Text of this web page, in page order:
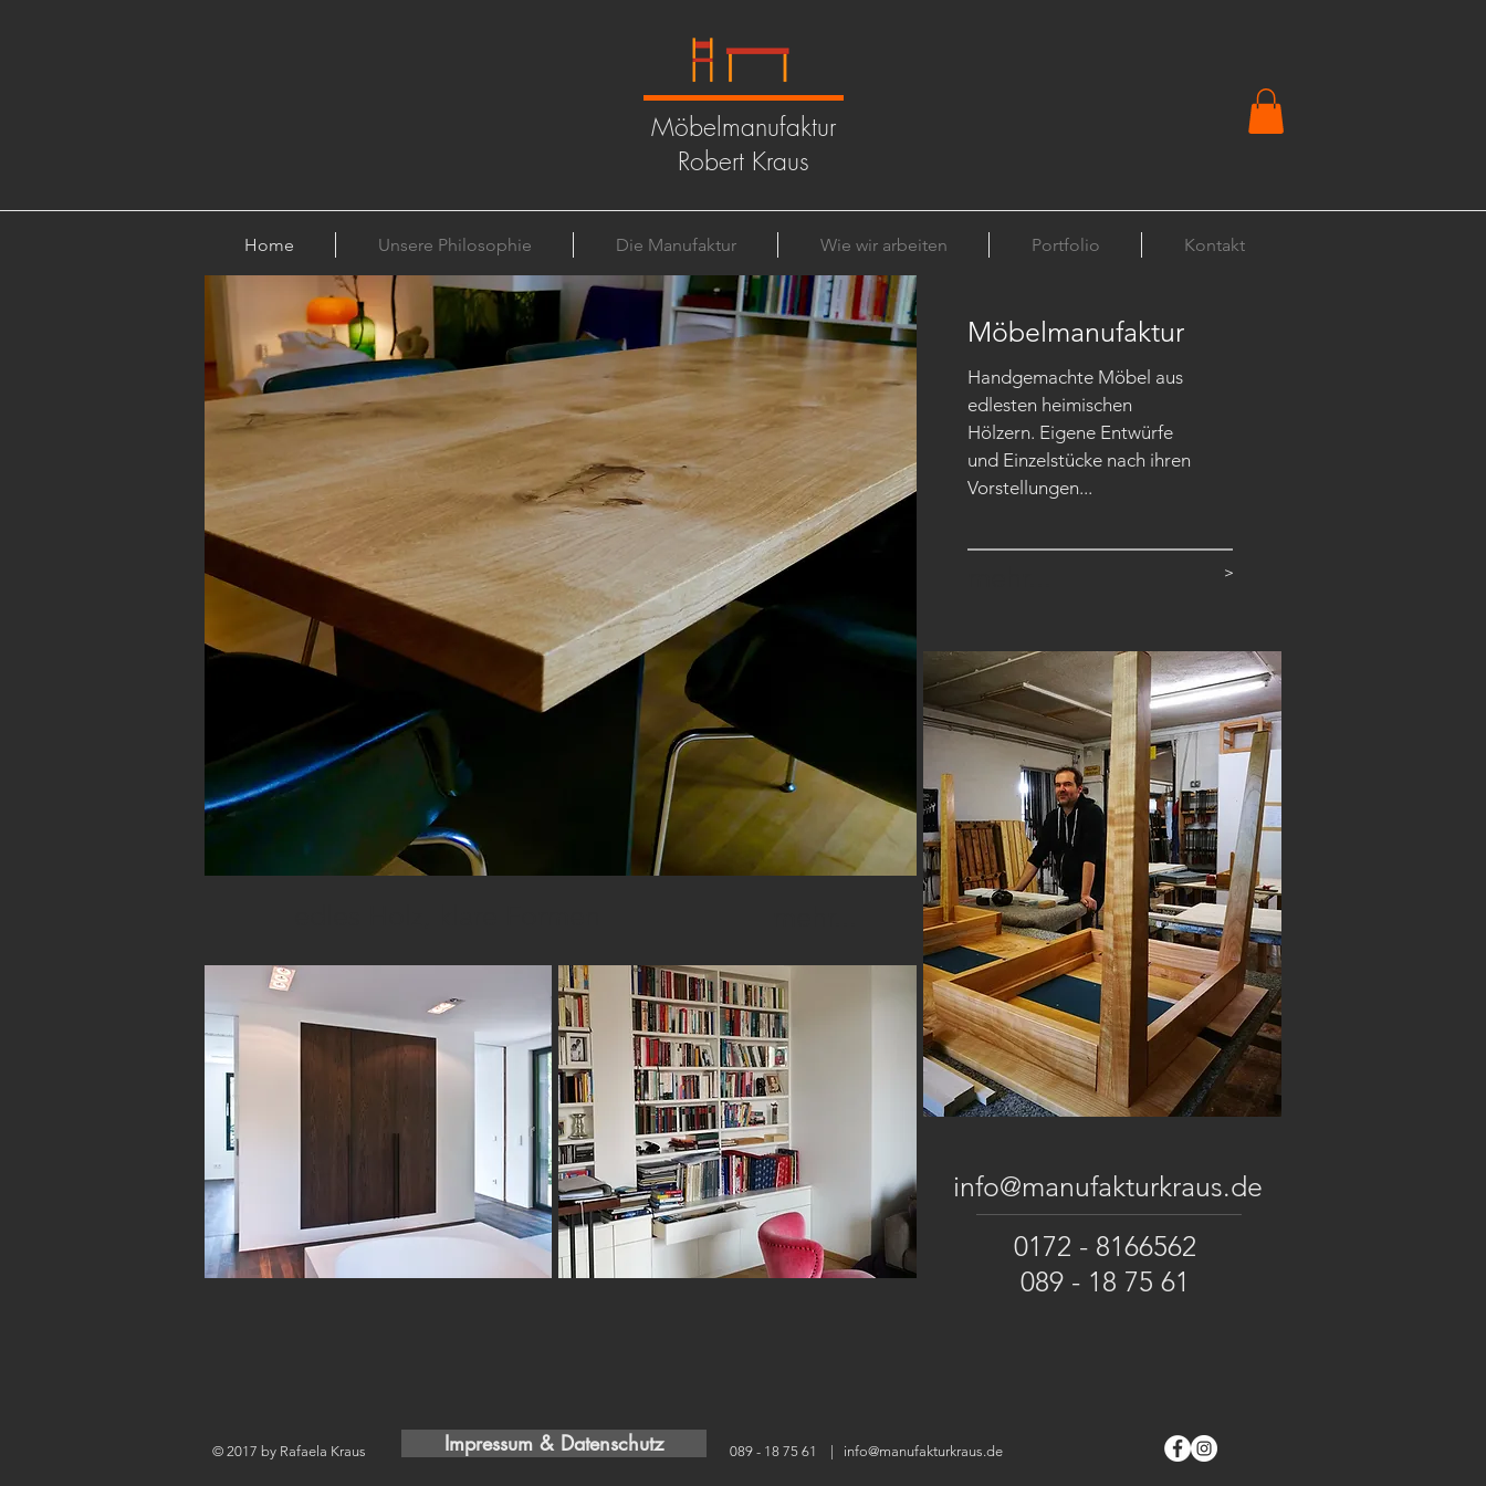
Möbelmanufaktur
Robert Kraus
Home Unsere Philosophie Die Manufaktur Wie wir arbeiten Portfolio Kontakt
Möbelmanufaktur
Handgemachte Möbel aus
edlesten heimischen
Hölzern. Eigene Entwürfe
und Einzelstücke nach ihren
Vorstellungen...
>
info@manufakturkraus.de
0172 - 8166562
089 - 18 75 61
© 2017 by Rafaela Kraus Impressum & Datenschutz 089 - 18 75 61 | info@manufakturkraus.de